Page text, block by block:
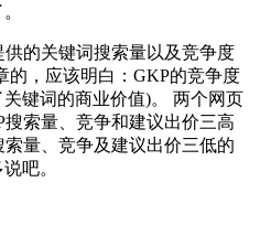
的关键词搜索量以及竞争度
的，应该明白：GKP的竞争度
键词的商业价值)。 两个网页
索量、竞争和建议出价三高
量、竞争及建议出价三低的
吧。